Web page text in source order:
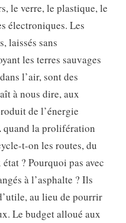
le verre, le plastique, le
électroniques. Les
laissés sans
les terres sauvages
l’air, sont des
à nous dire, aux
de l’énergie
quand la prolifération
t-on les routes, du
? Pourquoi pas avec
à l’asphalte ? Ils
au lieu de pourrir
Le budget alloué aux